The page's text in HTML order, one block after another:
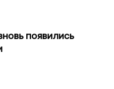
появились